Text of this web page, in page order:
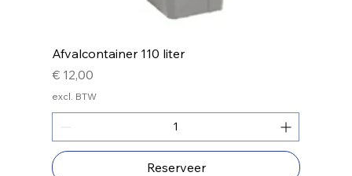
Afvalcontainer 110 liter
Prijs
€ 12,00
excl. BTW
Reserveer